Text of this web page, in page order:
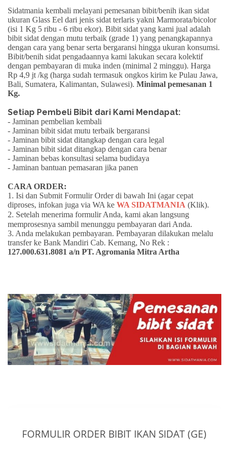
Sidatmania kembali melayani pemesanan bibit/benih ikan sidat
ukuran Glass Eel dari jenis sidat terlaris yakni Marmorata/bicolor
(isi 1 Kg 5 ribu - 6 ribu ekor). Bibit sidat yang kami jual adalah
bibit sidat dengan mutu terbaik (grade 1) yang penangkapannya
dengan cara yang benar serta bergaransi hingga ukuran konsumsi.
Bibit/benih sidat pengadaannya kami lakukan secara kolektif
dengan pembayaran di muka inden (minimal 2 minggu). Harga
Rp 4,9 jt /kg (harga sudah termasuk ongkos kirim ke Pulau Jawa,
Bali, Sumatera, Kalimantan, Sulawesi). Minimal pemesanan 1
Kg.
Setiap Pembeli Bibit dari Kami Mendapat:
- Jaminan pembelian kembali
- Jaminan bibit sidat mutu terbaik bergaransi
- Jaminan bibit sidat ditangkap dengan cara legal
- Jaminan bibit sidat ditangkap dengan cara benar
- Jaminan bebas konsultasi selama budidaya
- Jaminan bantuan pemasaran jika panen
CARA ORDER:
1. Isi dan Submit Formulir Order di bawah Ini (agar cepat
diproses, infokan juga via WA ke WA SIDATMANIA (Klik).
2. Setelah menerima formulir Anda, kami akan langsung
memprosesnya sambil menunggu pembayaran dari Anda.
3. Anda melakukan pembayaran. Pembayaran dilakukan melalu
transfer ke Bank Mandiri Cab. Kemang, No Rek :
127.000.631.8081 a/n PT. Agromania Mitra Artha